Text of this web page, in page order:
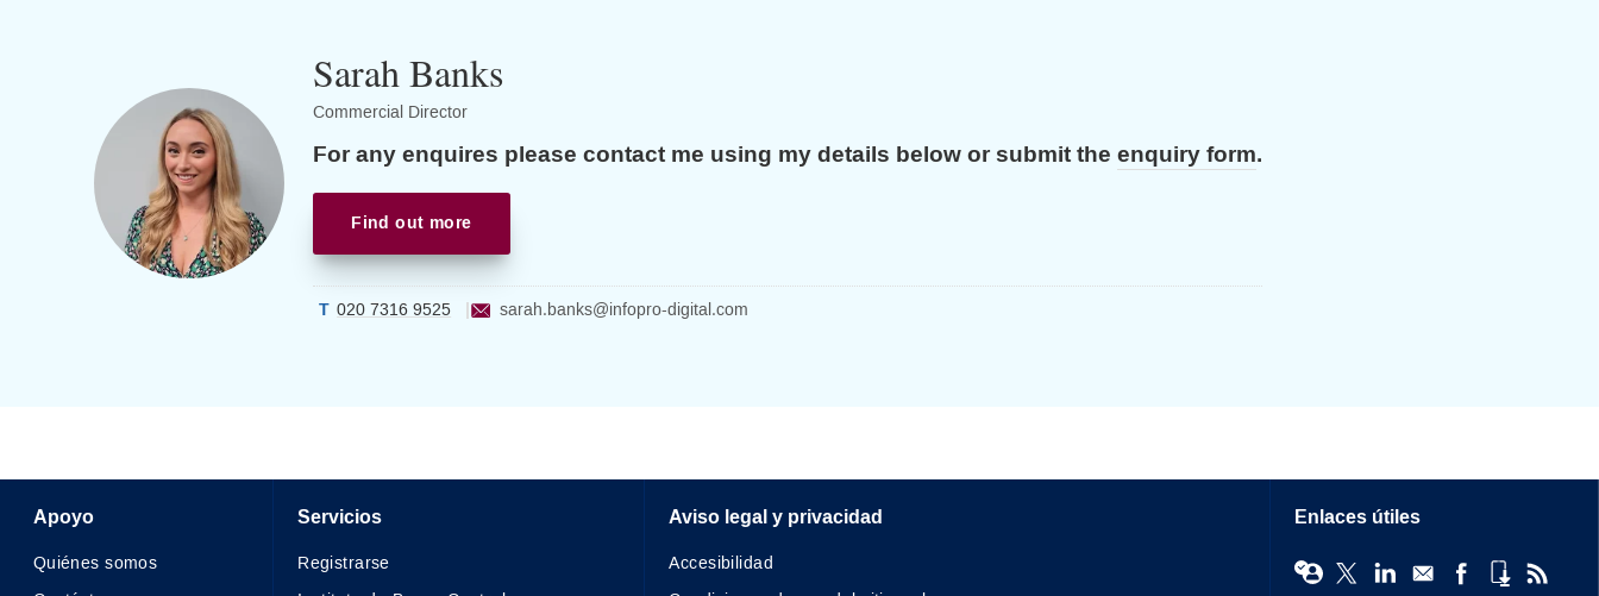
Sarah Banks
Commercial Director
For any enquires please contact me using my details below or submit theenquiry form.
Find out more
020 7316 9525 sarah.banks@infopro-digital.com
Apoyo
Quiénes somos
Servicios
Registrarse
Aviso legal y privacidad
Accesibilidad
Enlaces útiles